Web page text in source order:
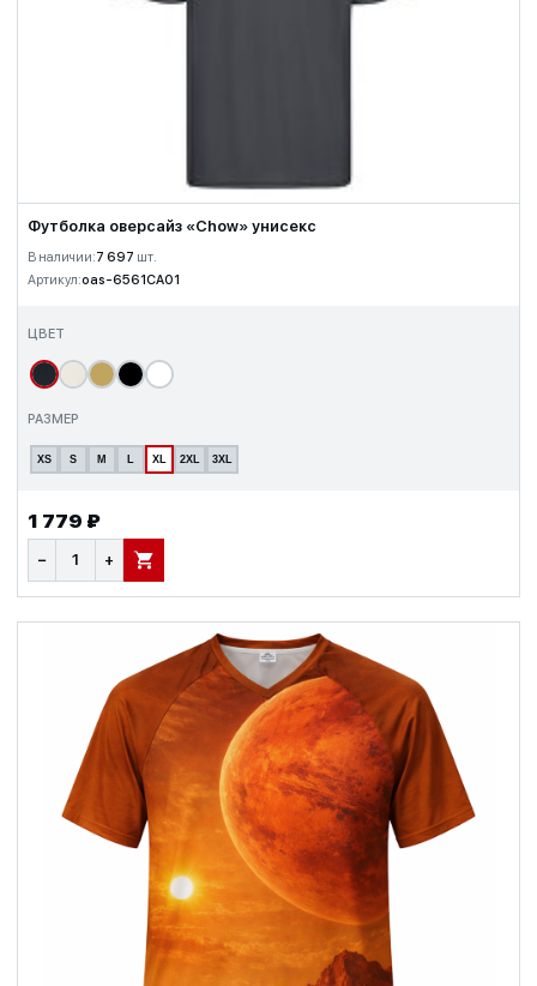
Футболка оверсайз «Chow» унисекс
В наличии:7 697 шт.
Артикул:oas-6561CA01
ЦВЕТ
РАЗМЕР
XS S M XL 2XL 3XL
1 779 ₽
− + В КОРЗИНУ